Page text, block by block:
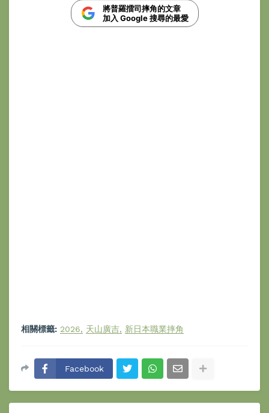
將普羅擂司摔角的文章
加入 Google 搜尋的最愛
相關標籤: 2026 天山廣吉 新日本職業摔角
Facebook